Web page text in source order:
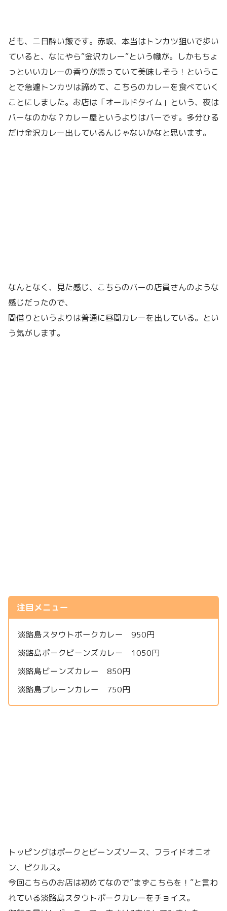
ども、二日酔い飯です。赤坂、本当はトンカツ狙いで歩い
ていると、なにやら”金沢カレー”という幟が。しかもちょ
っといいカレーの香りが漂っていて美味しそう！というこ
とで急遽トンカツは諦めて、こちらのカレーを食べていく
ことにしました。お店は「オールドタイム」という、夜は
バーなのかな？カレー屋というよりはバーです。多分ひる
だけ金沢カレー出しているんじゃないかなと思います。
なんとなく、見た感じ、こちらのバーの店員さんのような
感じだったので、
間借りというよりは普通に昼間カレーを出している。とい
う気がします。
注目メニュー
淡路島スタウトポークカレー 950円
淡路島ポークビーンズカレー 1050円
淡路島ビーンズカレー 850円
淡路島プレーンカレー 750円
トッピングはポークとビーンズソース、フライドオニオ
ン、ピクルス。
今回こちらのお店は初めてなので”まずこちらを！”と言わ
れている淡路島スタウトポークカレーをチョイス。